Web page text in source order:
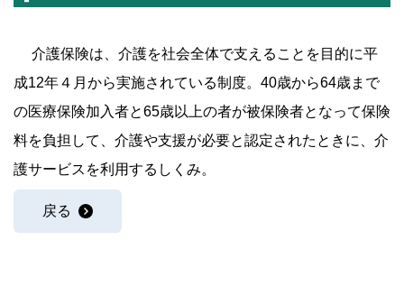
介護保険は、介護を社会全体で支えることを目的に平
成12年４月から実施されている制度。40歳から64歳まで
の医療保険加入者と65歳以上の者が被保険者となって保険
料を負担して、介護や支援が必要と認定されたときに、介
護サービスを利用するしくみ。
戻る